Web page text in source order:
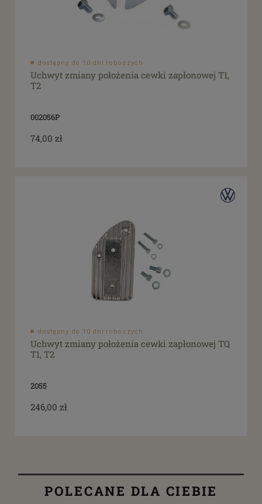
dostępny do 10 dni roboczych
Uchwyt zmiany położenia cewki zapłonowej T1,
T2
002056P
74,00 zł
dostępny do 10 dni roboczych
Uchwyt zmiany położenia cewki zapłonowej TQ
T1, T2
2055
246,00 zł
POLECANE DLA CIEBIE